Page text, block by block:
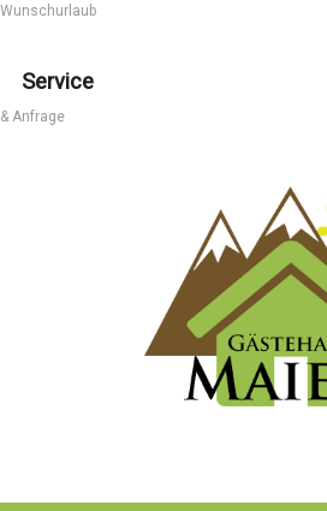
Wunschurlaub
Service
& Anfrage